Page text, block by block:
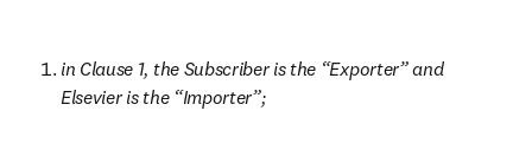
in Clause 1, the Subscriber is the “Exporter” and
Elsevier is the “Importer”;